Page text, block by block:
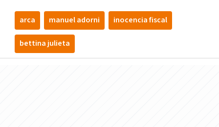
arca manuel adorni inocencia fiscal
bettina julieta